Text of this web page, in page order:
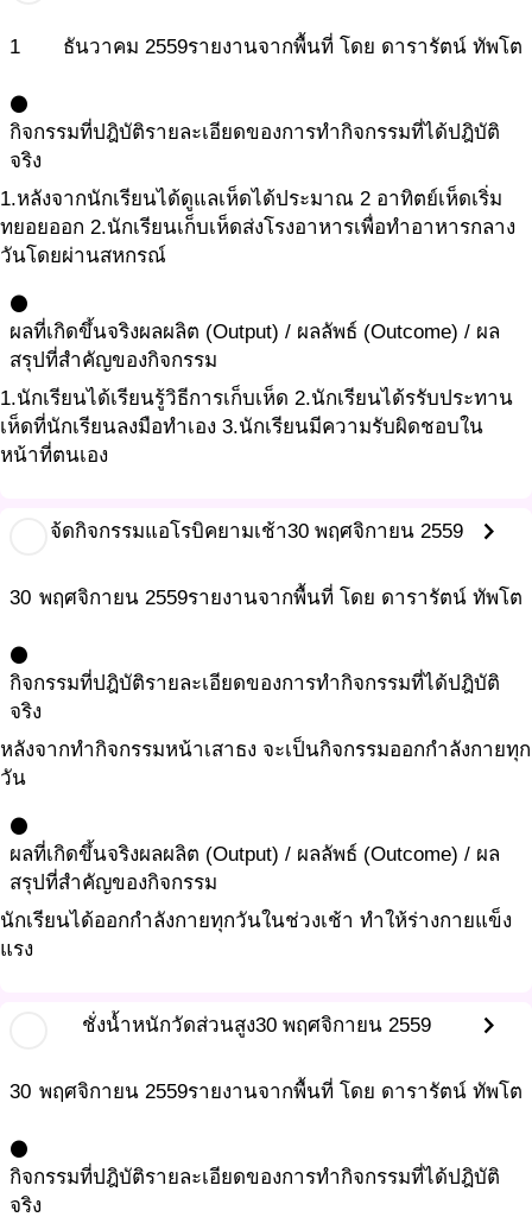
1 ธันวาคม 2559รายงานจากพื้นที่ โดย ดารารัตน์ ทัพโต
circle
กิจกรรมที่ปฎิบัติรายละเอียดของการทำกิจกรรมที่ได้ปฎิบัติ
จริง
1.หลังจากนักเรียนได้ดูแลเห็ดได้ประมาณ 2 อาทิตย์เห็ดเริ่ม
ทยอยออก 2.นักเรียนเก็บเห็ดส่งโรงอาหารเพื่อทำอาหารกลาง
วันโดยผ่านสหกรณ์
circle
ผลที่เกิดขึ้นจริงผลผลิต (Output) / ผลลัพธ์ (Outcome) / ผล
สรุปที่สำคัญของกิจกรรม
1.นักเรียนได้เรียนรู้วิธีการเก็บเห็ด 2.นักเรียนได้รรับประทาน
เห็ดที่นักเรียนลงมือทำเอง 3.นักเรียนมีความรับผิดชอบใน
หน้าที่ตนเอง
จ้ดกิจกรรมแอโรบิคยามเช้า30 พฤศจิกายน 2559 chevron_right
30 พฤศจิกายน 2559รายงานจากพื้นที่ โดย ดารารัตน์ ทัพโต
circle
กิจกรรมที่ปฎิบัติรายละเอียดของการทำกิจกรรมที่ได้ปฎิบัติ
จริง
หลังจากทำกิจกรรมหน้าเสาธง จะเป็นกิจกรรมออกกำลังกายทุก
วัน
circle
ผลที่เกิดขึ้นจริงผลผลิต (Output) / ผลลัพธ์ (Outcome) / ผล
สรุปที่สำคัญของกิจกรรม
นักเรียนได้ออกกำลังกายทุกวันในช่วงเช้า ทำให้ร่างกายแข็ง
แรง
ชั่งน้ำหนักวัดส่วนสูง30 พฤศจิกายน 2559 chevron_right
30 พฤศจิกายน 2559รายงานจากพื้นที่ โดย ดารารัตน์ ทัพโต
circle
กิจกรรมที่ปฎิบัติรายละเอียดของการทำกิจกรรมที่ได้ปฎิบัติ
จริง